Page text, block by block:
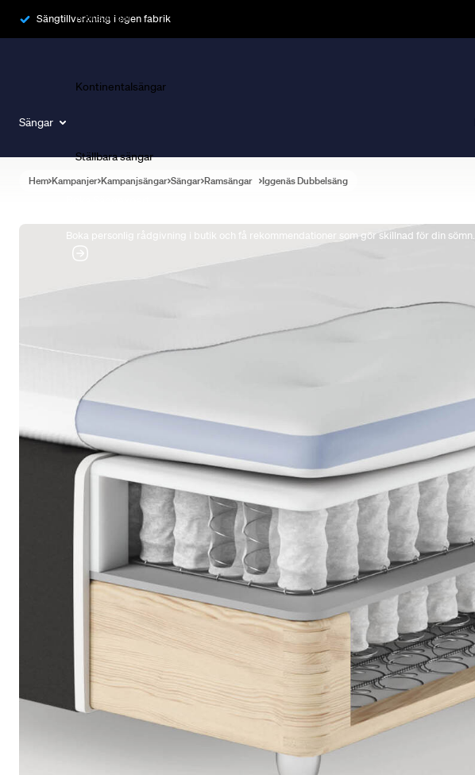
Sängtillverkning i egen fabrik
Sängar
Ramsängar
Kontinentalsängar
Ställbara sängar
Boka personlig rådgivning i butik och få rekommendationer som gör skillnad för din sömn.
Hem Kampanjer Kampanjsängar Sängar Ramsängar Iggenäs Dubbelsäng